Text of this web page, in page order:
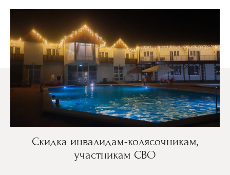
Скидка инвалидам-колясочникам,
участникам СВО